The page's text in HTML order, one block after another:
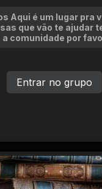
Aqui é um lugar pra
que vão te ajudar
a comunidade por
Entrar no grupo